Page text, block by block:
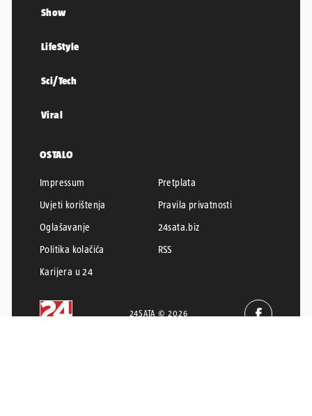
Show
LifeStyle
Sci/Tech
Viral
OSTALO
Impressum
Pretplata
Uvjeti korištenja
Pravila privatnosti
Oglašavanje
24sata.biz
Politika kolačića
RSS
Karijera u 24
24SATA © 2026